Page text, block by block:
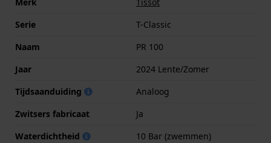
Merk
Tissot
Serie
T-Classic
Naam
PR 100
Jaar
2024 Lente/Zomer
Tijdsaanduiding
Analoog
Zwitsers fabricaat
Ja
Waterdichtheid
10 Bar (zwemmen)